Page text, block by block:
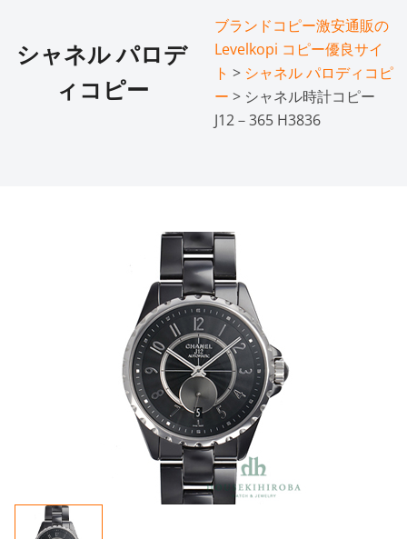
シャネル パロデ
ィコピー
ブランドコピー激安通販の
Levelkopi コピー優良サイ
ト > シャネル パロディコピ
ー > シャネル時計コピー
J12－365 H3836